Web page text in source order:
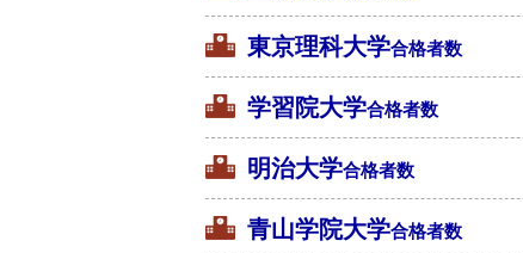
東京理科大学合格者数
学習院大学合格者数
明治大学合格者数
青山学院大学合格者数